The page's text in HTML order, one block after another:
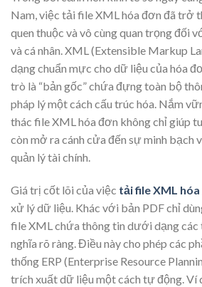
Nam, việc tải file XML hóa đơn đã trở
quen thuộc và vô cùng quan trọng đối
và cá nhân. XML (Extensible Markup
dạng chuẩn mực cho dữ liệu của hóa
trò là “bản gốc” chứa đựng toàn bộ
pháp lý một cách cấu trúc hóa. Nắm
thác file XML hóa đơn không chỉ giúp
còn mở ra cánh cửa đến sự minh bạch
quản lý tài chính.
Giá trị cốt lõi của việc tải file XML
xử lý dữ liệu. Khác với bản PDF chỉ
file XML chứa thông tin dưới dạng các
nghĩa rõ ràng. Điều này cho phép các
thống ERP (Enterprise Resource
trích xuất dữ liệu một cách tự động. Ví